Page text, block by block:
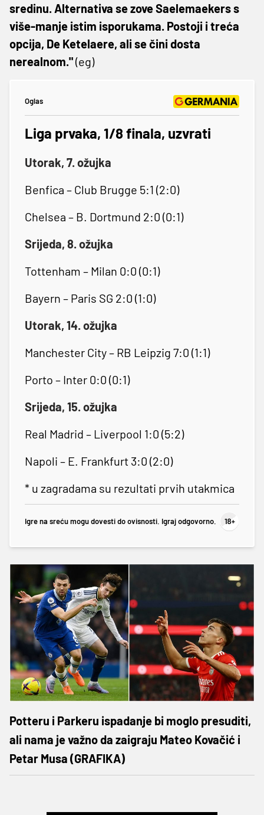
sredinu. Alternativa se zove Saelemaekers s
više-manje istim isporukama. Postoji i treća
opcija, De Ketelaere, ali se čini dosta
nerealnom."(eg)
Oglas
Liga prvaka, 1/8 finala, uzvrati
Utorak, 7. ožujka
Benfica – Club Brugge 5:1 (2:0)
Chelsea – B. Dortmund 2:0 (0:1)
Srijeda, 8. ožujka
Tottenham – Milan 0:0 (0:1)
Bayern – Paris SG 2:0 (1:0)
Utorak, 14. ožujka
Manchester City – RB Leipzig 7:0 (1:1)
Porto – Inter 0:0 (0:1)
Srijeda, 15. ožujka
Real Madrid – Liverpool 1:0 (5:2)
Napoli – E. Frankfurt 3:0 (2:0)
* u zagradama su rezultati prvih utakmica
Igre na sreću mogu dovesti do ovisnosti. Igraj odgovorno.
Potteru i Parkeru ispadanje bi moglo presuditi,
ali nama je važno da zaigraju Mateo Kovačić i
Petar Musa (GRAFIKA)